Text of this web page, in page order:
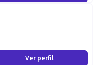
Ver perfil